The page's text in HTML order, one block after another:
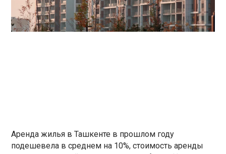
Аренда жилья в Ташкенте в прошлом году
подешевела в среднем на 10%, стоимость аренды